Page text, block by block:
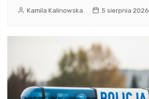
Kamila Kalinowska 5 sierpnia 2026